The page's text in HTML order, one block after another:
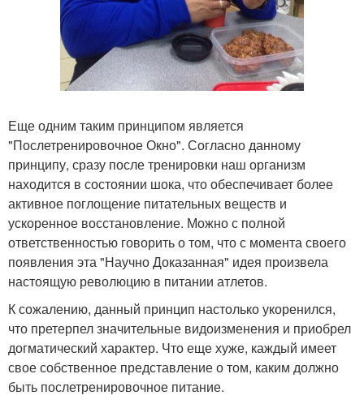
Еще одним таким принципом является
"Послетренировочное Окно". Согласно данному
принципу, сразу после тренировки наш организм
находится в состоянии шока, что обеспечивает более
активное поглощение питательных веществ и
ускоренное восстановление. Можно с полной
ответственностью говорить о том, что с момента своего
появления эта "Научно Доказанная" идея произвела
настоящую революцию в питании атлетов.
К сожалению, данный принцип настолько укоренился,
что претерпел значительные видоизменения и приобрел
догматический характер. Что еще хуже, каждый имеет
свое собственное представление о том, каким должно
быть послетренировочное питание.